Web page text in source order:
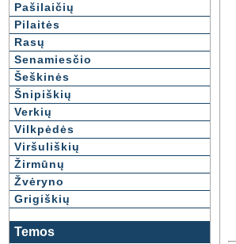
Pašilaičių
Pilaitės
Rasų
Senamiesčio
Šeškinės
Šnipiškių
Verkių
Vilkpėdės
Viršuliškių
Žirmūnų
Žvėryno
Grigiškių
Temos